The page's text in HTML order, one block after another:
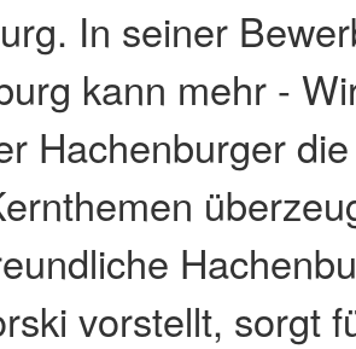
In seiner
kann mehr -
Hachenburger
vorstellt, sorgt